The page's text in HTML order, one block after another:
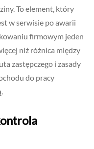
To element, który
w serwisie po awarii
firmowym jeden
niż różnica między
zastępczego i zasady
do pracy